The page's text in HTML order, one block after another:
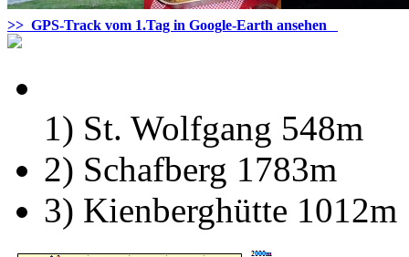
>> GPS-Track vom 1.Tag in Google-Earth ansehen
1) St. Wolfgang 548m
2) Schafberg 1783m
3) Kienberghütte 1012m